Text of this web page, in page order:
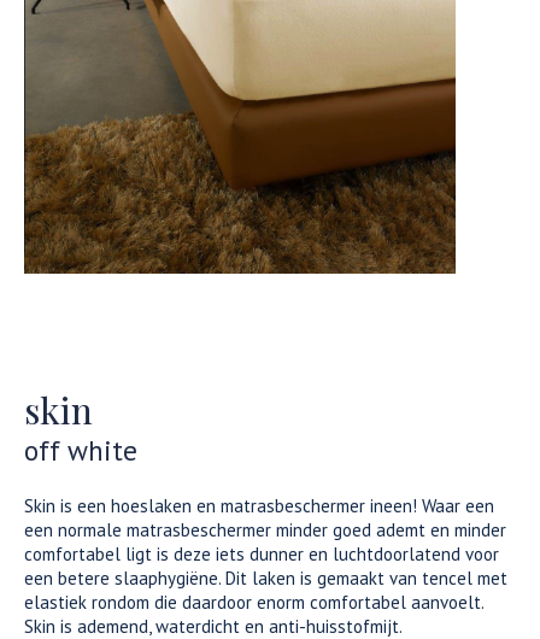
skin
off white
Skin is een hoeslaken en matrasbeschermer ineen! Waar een
een normale matrasbeschermer minder goed ademt en minder
comfortabel ligt is deze iets dunner en luchtdoorlatend voor
een betere slaaphygiëne. Dit laken is gemaakt van tencel met
elastiek rondom die daardoor enorm comfortabel aanvoelt.
Skin is ademend, waterdicht en anti-huisstofmijt.